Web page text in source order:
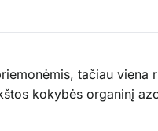
tačiau viena
kokybės organinį